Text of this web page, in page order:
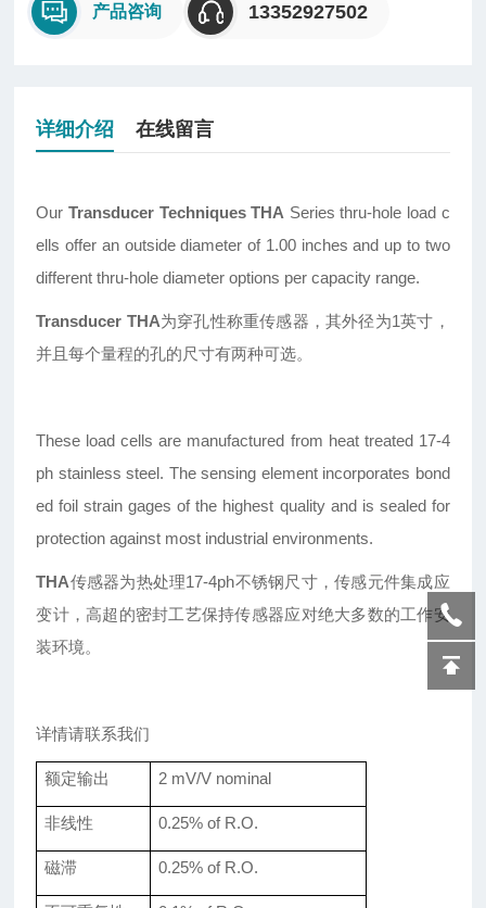
产品咨询 13352927502
详细介绍 在线留言
OurTransducer Techniques THA Series thru-hole load c
ells offer an outside diameter of 1.00 inches and up to two
different thru-hole diameter options per capacity range.
Transducer THA为穿孔性称重传感器，其外径为1英寸，
并且每个量程的孔的尺寸有两种可选。
These load cells are manufactured from heat treated 17-4
ph stainless steel. The sensing element incorporates bond
ed foil strain gages of the highest quality and is sealed for
protection against most industrial environments.
THA传感器为热处理17-4ph不锈钢尺寸，传感元件集成应
变计，高超的密封工艺保持传感器应对绝大多数的工作安
装环境。
详情请联系我们
额定输出 2 mV/V nominal
非线性 0.25% of R.O.
磁滞 0.25% of R.O.